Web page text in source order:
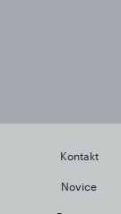
Kontakt
Novice